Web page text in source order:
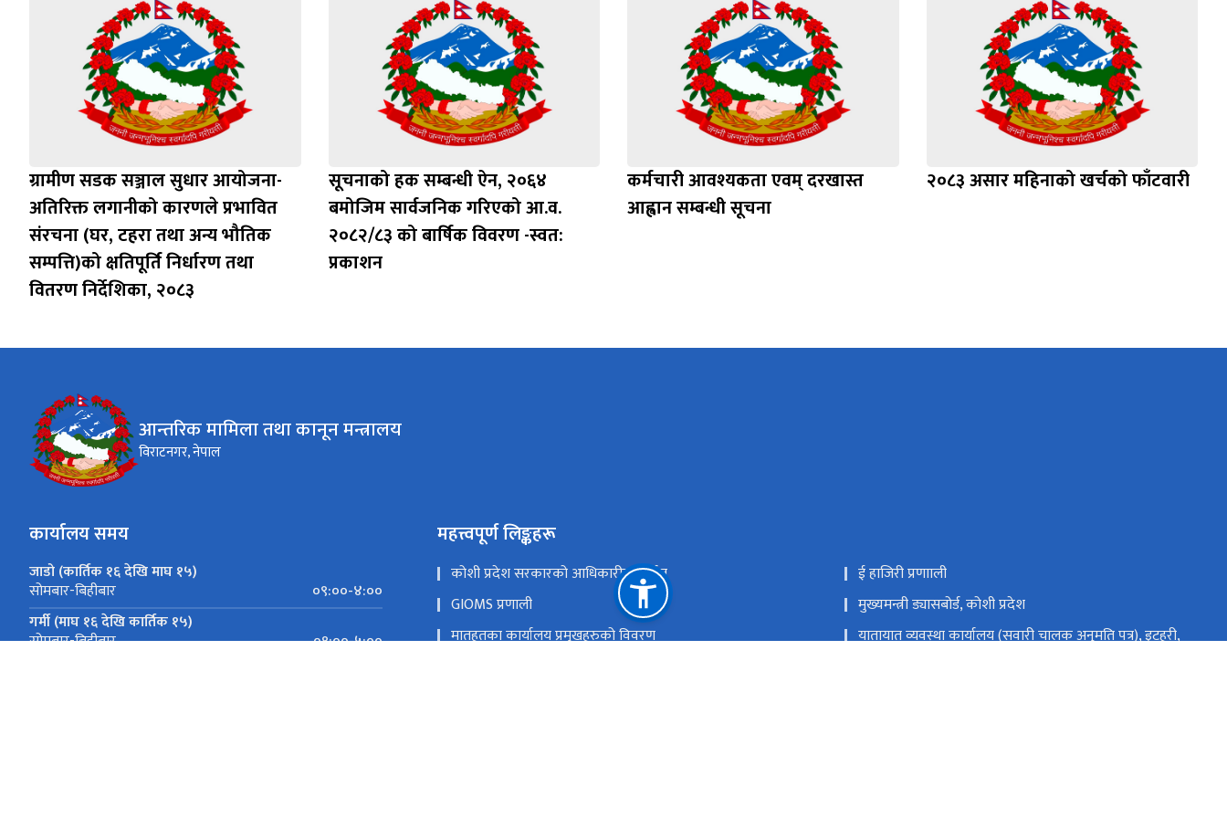
ग्रामीण सडक सञ्जाल सुधार आयोजना-
अतिरिक्त लगानीको कारणले प्रभावित
संरचना (घर, टहरा तथा अन्य भौतिक
सम्पत्ति)को क्षतिपूर्ति निर्धारण तथा
वितरण निर्देशिका, २०८३
सूचनाको हक सम्बन्धी ऐन, २०६४
बमोजिम सार्वजनिक गरिएको आ.व.
२०८२/८३ को बार्षिक विवरण -स्वत:
प्रकाशन
कर्मचारी आवश्यकता एवम् दरखास्त
आह्वान सम्बन्धी सूचना
२०८३ असार महिनाको खर्चको फाँटवारी
आन्तरिक मामिला तथा कानून मन्त्रालय
विराटनगर, नेपाल
कार्यालय समय
जाडो (कार्तिक १६ देखि माघ १५)
सोमबार-बिहीबार
०९:००-४:००
गर्मी (माघ १६ देखि कार्तिक १५)
सोमबार-बिहीबार ०९:००-५:००
महत्त्वपूर्ण लिङ्कहरू
कोशी प्रदेश सरकारको आधिकारीक पोर्टल
ई हाजिरी प्रणााली
GIOMS प्रणाली
मुख्यमन्त्री ड्यासबोर्ड, कोशी प्रदेश
मातहतका कार्यालय प्रमुखहरुको विवरण
यातायात व्यवस्था कार्यालय (सवारी चालक अनुमति पत्र), इटहरी,